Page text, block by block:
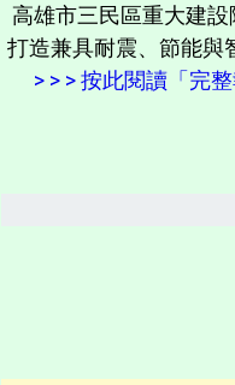
高雄市三民區重大建
打造兼具耐震、節能與
> > > 按此閱讀「完整